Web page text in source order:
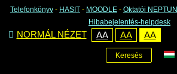
Telefonkönyv - HASIT - MOODLE - Oktatói NEPTUN
Hibabejelentés-helpdesk
NORMÁL NÉZET AA AA AA
Keresés